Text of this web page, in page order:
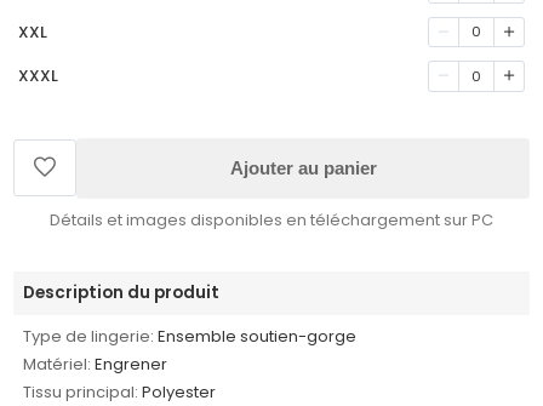
XXL 0
XXXL 0
Ajouter au panier
Détails et images disponibles en téléchargement sur PC
Description du produit
Type de lingerie: Ensemble soutien-gorge
Matériel: Engrener
Tissu principal: Polyester